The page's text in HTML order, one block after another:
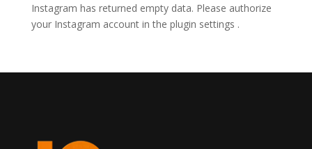
Instagram has returned empty data. Please authorize
your Instagram account in the plugin settings .